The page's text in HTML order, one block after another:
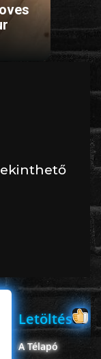
Letöltés
A Télapó